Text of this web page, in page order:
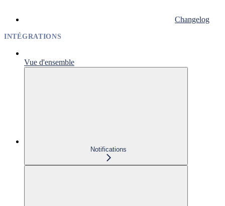
Changelog
INTÉGRATIONS
Vue d'ensemble
Notifications